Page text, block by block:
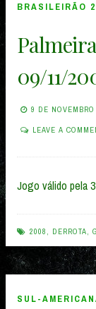
BRASILEIRÃO
09/11/
9 DE
LEAVE A
Jogo válido pela
2008 , DERROTA,
SUL-